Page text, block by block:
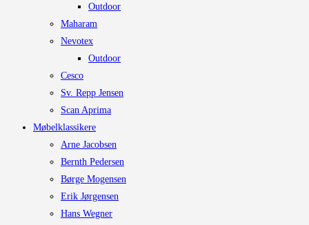
Outdoor
Maharam
Nevotex
Outdoor
Cesco
Sv. Repp Jensen
Scan Aprima
Møbelklassikere
Arne Jacobsen
Bernth Pedersen
Børge Mogensen
Erik Jørgensen
Hans Wegner